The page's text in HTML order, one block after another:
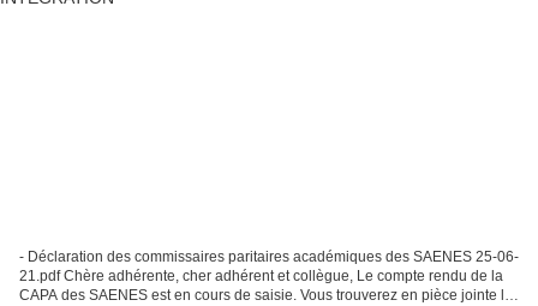
- Déclaration des commissaires paritaires académiques des SAENES 25-06-
21.pdf Chère adhérente, cher adhérent et collègue, Le compte rendu de la
CAPA des SAENES est en cours de saisie. Vous trouverez en pièce jointe la